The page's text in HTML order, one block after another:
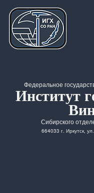
Федеральное
Институт
Сибирского
664033 г. Иркутск,